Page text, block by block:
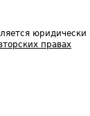
юридически
правах